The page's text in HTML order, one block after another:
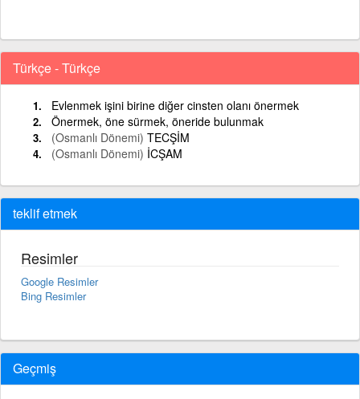
Türkçe - Türkçe
Evlenmek işini birine diğer cinsten olanı önermek
Önermek, öne sürmek, öneride bulunmak
(Osmanlı Dönemi) TECŞİM
(Osmanlı Dönemi) İCŞAM
teklif etmek
Resimler
Google Resimler
Bing Resimler
Geçmiş